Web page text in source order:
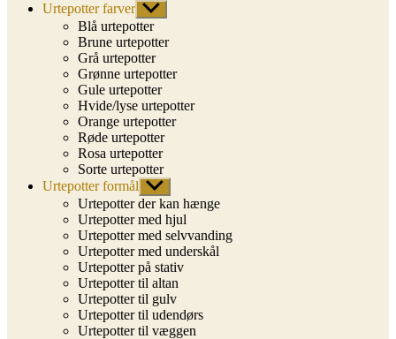
Urtepotter farver Vis
undermenu
Blå urtepotter
Brune urtepotter
Grå urtepotter
Grønne urtepotter
Gule urtepotter
Hvide/lyse urtepotter
Orange urtepotter
Røde urtepotter
Rosa urtepotter
Sorte urtepotter
Urtepotter formål Vis
undermenu
Urtepotter der kan hænge
Urtepotter med hjul
Urtepotter med selvvanding
Urtepotter med underskål
Urtepotter på stativ
Urtepotter til altan
Urtepotter til gulv
Urtepotter til udendørs
Urtepotter til væggen